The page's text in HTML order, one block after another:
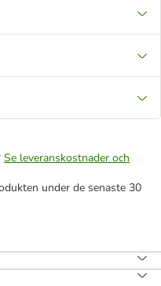
Se leveranskostnader och
under de senaste 30